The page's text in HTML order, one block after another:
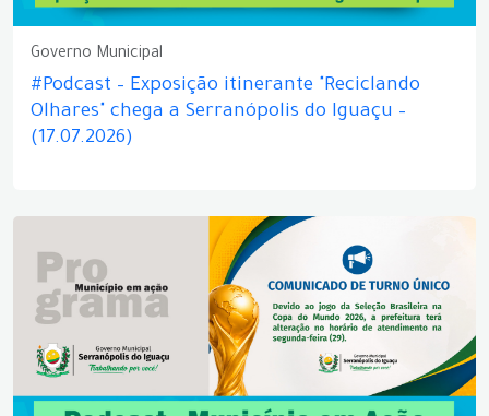
Governo Municipal
#Podcast – Exposição itinerante "Reciclando
Olhares" chega a Serranópolis do Iguaçu –
(17.07.2026)